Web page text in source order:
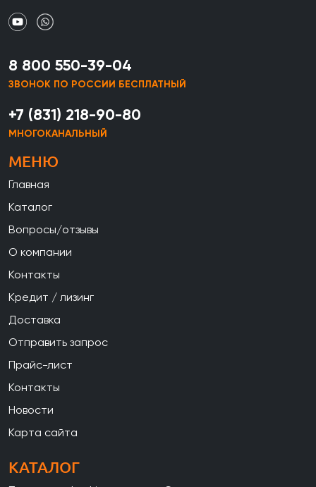
8 800 550-39-04
ЗВОНОК ПО РОССИИ БЕСПЛАТНЫЙ
+7 (831) 218-90-80
МНОГОКАНАЛЬНЫЙ
МЕНЮ
Главная
Каталог
Вопросы/отзывы
О компании
Контакты
Кредит / лизинг
Доставка
Отправить запрос
Прайс-лист
Контакты
Новости
Карта сайта
КАТАЛОГ